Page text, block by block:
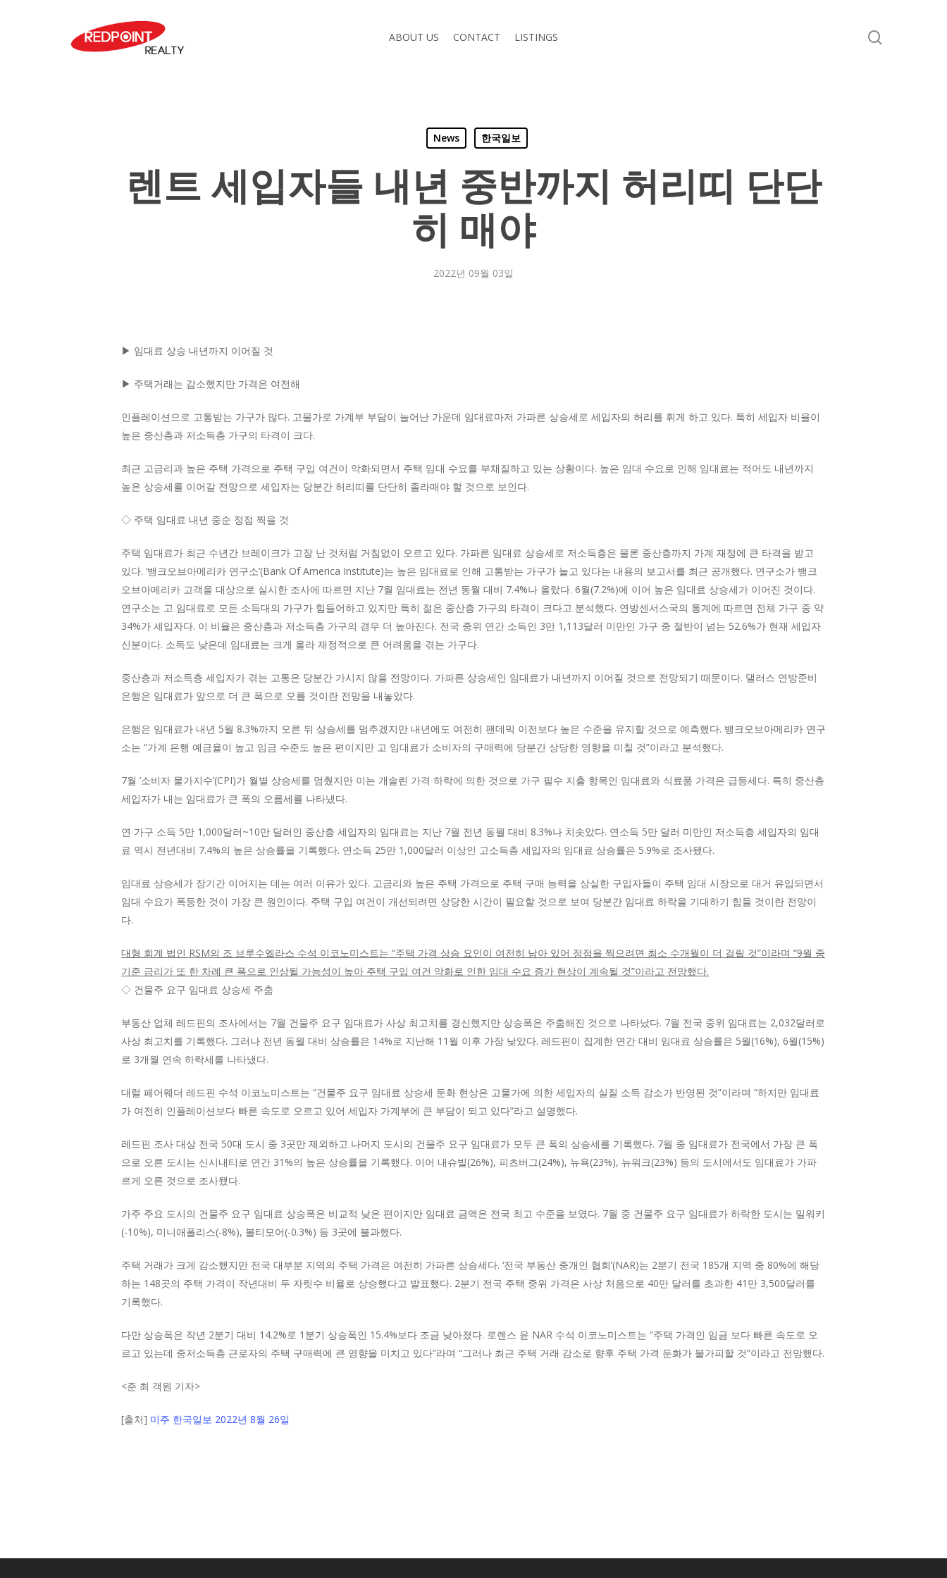
ABOUT US CONTACT LISTINGS
News 한국일보
렌트 세입자들 내년 중반까지 허리띠 단단
히 매야
2022년 09월 03일
▶ 임대료 상승 내년까지 이어질 것
▶ 주택거래는 감소했지만 가격은 여전해
인플레이션으로 고통받는 가구가 많다. 고물가로 가계부 부담이 늘어난 가운데 임대료마저 가파른 상승세로 세입자의 허리를 휘게 하고 있다. 특히 세입자 비율이
높은 중산층과 저소득층 가구의 타격이 크다.
최근 고금리과 높은 주택 가격으로 주택 구입 여건이 악화되면서 주택 임대 수요를 부채질하고 있는 상황이다. 높은 임대 수요로 인해 임대료는 적어도 내년까지
높은 상승세를 이어갈 전망으로 세입자는 당분간 허리띠를 단단히 졸라매야 할 것으로 보인다.
◇ 주택 임대료 내년 중순 정점 찍을 것
주택 임대료가 최근 수년간 브레이크가 고장 난 것처럼 거침없이 오르고 있다. 가파른 임대료 상승세로 저소득층은 물론 중산층까지 가계 재정에 큰 타격을 받고
있다. ‘뱅크오브아메리카 연구소’(Bank Of America Institute)는 높은 임대료로 인해 고통받는 가구가 늘고 있다는 내용의 보고서를 최근 공개했다. 연구소가 뱅크
오브아메리카 고객을 대상으로 실시한 조사에 따르면 지난 7월 임대료는 전년 동월 대비 7.4%나 올랐다. 6월(7.2%)에 이어 높은 임대료 상승세가 이어진 것이다.
연구소는 고 임대료로 모든 소득대의 가구가 힘들어하고 있지만 특히 젊은 중산층 가구의 타격이 크다고 분석했다. 연방센서스국의 통계에 따르면 전체 가구 중 약
34%가 세입자다. 이 비율은 중산층과 저소득층 가구의 경우 더 높아진다. 전국 중위 연간 소득인 3만 1,113달러 미만인 가구 중 절반이 넘는 52.6%가 현재 세입자
신분이다. 소득도 낮은데 임대료는 크게 올라 재정적으로 큰 어려움을 겪는 가구다.
중산층과 저소득층 세입자가 겪는 고통은 당분간 가시지 않을 전망이다. 가파른 상승세인 임대료가 내년까지 이어질 것으로 전망되기 때문이다. 댈러스 연방준비
은행은 임대료가 앞으로 더 큰 폭으로 오를 것이란 전망을 내놓았다.
은행은 임대료가 내년 5월 8.3%까지 오른 뒤 상승세를 멈추겠지만 내년에도 여전히 팬데믹 이전보다 높은 수준을 유지할 것으로 예측했다. 뱅크오브아메리카 연구
소는 “가계 은행 예금율이 높고 임금 수준도 높은 편이지만 고 임대료가 소비자의 구매력에 당분간 상당한 영향을 미칠 것”이라고 분석했다.
7월 ‘소비자 물가지수’(CPI)가 월별 상승세를 멈췄지만 이는 개솔린 가격 하락에 의한 것으로 가구 필수 지출 항목인 임대료와 식료품 가격은 급등세다. 특히 중산층
세입자가 내는 임대료가 큰 폭의 오름세를 나타냈다.
연 가구 소득 5만 1,000달러~10만 달러인 중산층 세입자의 임대료는 지난 7월 전년 동월 대비 8.3%나 치솟았다. 연소득 5만 달러 미만인 저소득층 세입자의 임대
료 역시 전년대비 7.4%의 높은 상승률을 기록했다. 연소득 25만 1,000달러 이상인 고소득층 세입자의 임대료 상승률은 5.9%로 조사됐다.
임대료 상승세가 장기간 이어지는 데는 여러 이유가 있다. 고금리와 높은 주택 가격으로 주택 구매 능력을 상실한 구입자들이 주택 임대 시장으로 대거 유입되면서
임대 수요가 폭등한 것이 가장 큰 원인이다. 주택 구입 여건이 개선되려면 상당한 시간이 필요할 것으로 보여 당분간 임대료 하락을 기대하기 힘들 것이란 전망이
다.
대형 회계 법인 RSM의 조 브루수엘라스 수석 이코노미스트는 “주택 가격 상승 요인이 여전히 남아 있어 정점을 찍으려면 최소 수개월이 더 걸릴 것”이라며 “9월 중
기준 금리가 또 한 차례 큰 폭으로 인상될 가능성이 높아 주택 구입 여건 악화로 인한 임대 수요 증가 현상이 계속될 것”이라고 전망했다.
◇ 건물주 요구 임대료 상승세 주춤
부동산 업체 레드핀의 조사에서는 7월 건물주 요구 임대료가 사상 최고치를 경신했지만 상승폭은 주춤해진 것으로 나타났다. 7월 전국 중위 임대료는 2,032달러로
사상 최고치를 기록했다. 그러나 전년 동월 대비 상승률은 14%로 지난해 11월 이후 가장 낮았다. 레드핀이 집계한 연간 대비 임대료 상승률은 5월(16%), 6월(15%)
로 3개월 연속 하락세를 나타냈다.
대럴 페어웨더 레드핀 수석 이코노미스트는 “건물주 요구 임대료 상승세 둔화 현상은 고물가에 의한 세입자의 실질 소득 감소가 반영된 것”이라며 “하지만 임대료
가 여전히 인플레이션보다 빠른 속도로 오르고 있어 세입자 가계부에 큰 부담이 되고 있다”라고 설명했다.
레드핀 조사 대상 전국 50대 도시 중 3곳만 제외하고 나머지 도시의 건물주 요구 임대료가 모두 큰 폭의 상승세를 기록했다. 7월 중 임대료가 전국에서 가장 큰 폭
으로 오른 도시는 신시내티로 연간 31%의 높은 상승률을 기록했다. 이어 내슈빌(26%), 피츠버그(24%), 뉴욕(23%), 뉴워크(23%) 등의 도시에서도 임대료가 가파
르게 오른 것으로 조사됐다.
가주 주요 도시의 건물주 요구 임대료 상승폭은 비교적 낮은 편이지만 임대료 금액은 전국 최고 수준을 보였다. 7월 중 건물주 요구 임대료가 하락한 도시는 밀워키
(-10%), 미니애폴리스(-8%), 볼티모어(-0.3%) 등 3곳에 불과했다.
주택 거래가 크게 감소했지만 전국 대부분 지역의 주택 가격은 여전히 가파른 상승세다. ‘전국 부동산 중개인 협회’(NAR)는 2분기 전국 185개 지역 중 80%에 해당
하는 148곳의 주택 가격이 작년대비 두 자릿수 비율로 상승했다고 발표했다. 2분기 전국 주택 중위 가격은 사상 처음으로 40만 달러를 초과한 41만 3,500달러를
기록했다.
다만 상승폭은 작년 2분기 대비 14.2%로 1분기 상승폭인 15.4%보다 조금 낮아졌다. 로렌스 윤 NAR 수석 이코노미스트는 “주택 가격인 임금 보다 빠른 속도로 오
르고 있는데 중저소득층 근로자의 주택 구매력에 큰 영향을 미치고 있다”라며 “그러나 최근 주택 거래 감소로 향후 주택 가격 둔화가 불가피할 것”이라고 전망했다.
<준 최 객원 기자>
[출처] 미주 한국일보 2022년 8월 26일